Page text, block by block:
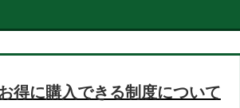
得に購入できる制度について